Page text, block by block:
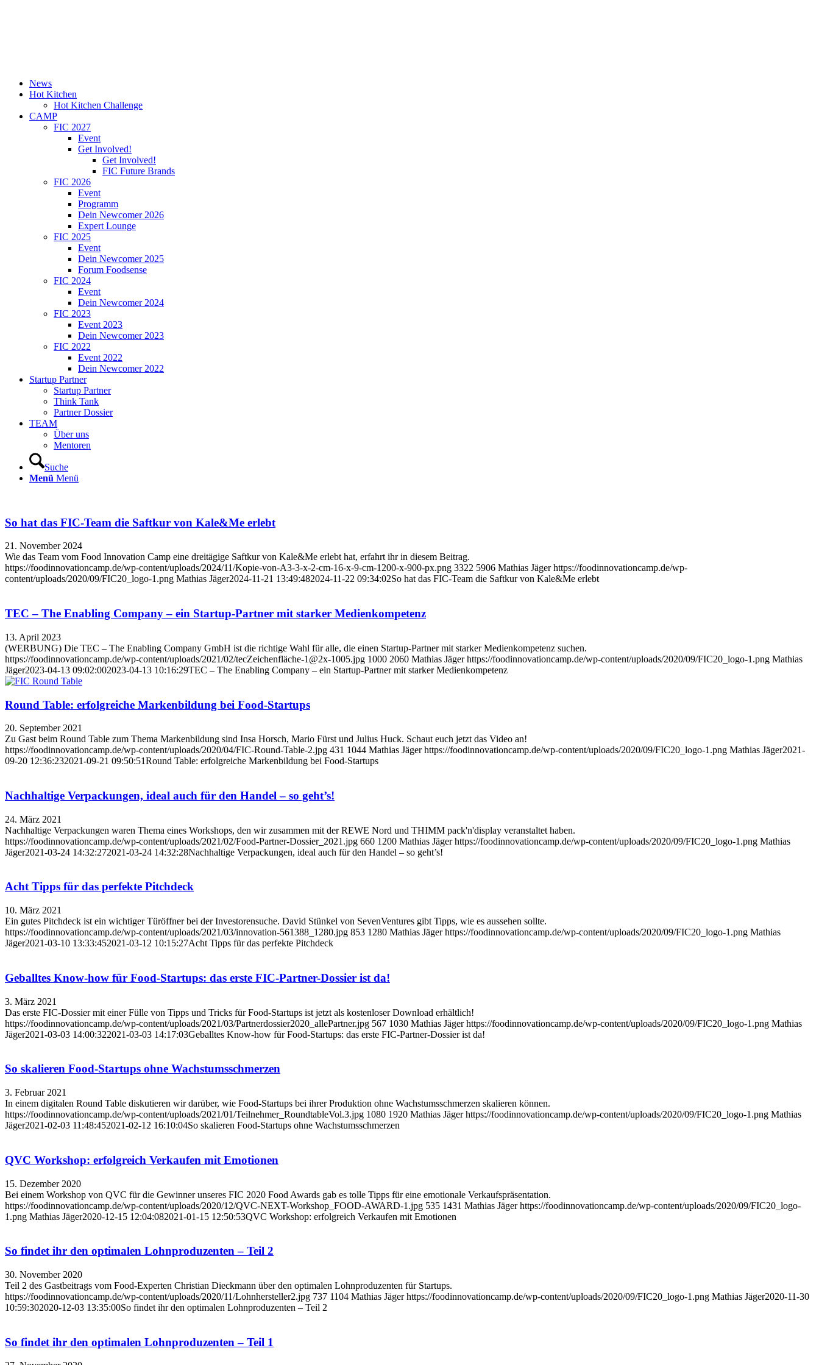
News
Hot Kitchen
Hot Kitchen Challenge
CAMP
FIC 2027
Event
Get Involved!
Get Involved!
FIC Future Brands
FIC 2026
Event
Programm
Dein Newcomer 2026
Expert Lounge
FIC 2025
Event
Dein Newcomer 2025
Forum Foodsense
FIC 2024
Event
Dein Newcomer 2024
FIC 2023
Event 2023
Dein Newcomer 2023
FIC 2022
Event 2022
Dein Newcomer 2022
Startup Partner
Startup Partner
Think Tank
Partner Dossier
TEAM
Über uns
Mentoren
Suche
Menü Menü
So hat das FIC-Team die Saftkur von Kale&Me erlebt
21. November 2024
Wie das Team vom Food Innovation Camp eine dreitägige Saftkur von Kale&Me erlebt hat, erfahrt ihr in diesem Beitrag.
https://foodinnovationcamp.de/wp-content/uploads/2024/11/Kopie-von-A3-3-x-2-cm-16-x-9-cm-1200-x-900-px.png 3322 5906 Mathias Jäger https://foodinnovationcamp.de/wp-
content/uploads/2020/09/FIC20_logo-1.png Mathias Jäger2024-11-21 13:49:482024-11-22 09:34:02So hat das FIC-Team die Saftkur von Kale&Me erlebt
TEC – The Enabling Company – ein Startup-Partner mit starker Medienkompetenz
13. April 2023
(WERBUNG) Die TEC – The Enabling Company GmbH ist die richtige Wahl für alle, die einen Startup-Partner mit starker Medienkompetenz suchen.
https://foodinnovationcamp.de/wp-content/uploads/2021/02/tecZeichenfläche-1@2x-1005.jpg 1000 2060 Mathias Jäger https://foodinnovationcamp.de/wp-content/uploads/2020/09/FIC20_logo-1.png Mathias
Jäger2023-04-13 09:02:002023-04-13 10:16:29TEC – The Enabling Company – ein Startup-Partner mit starker Medienkompetenz
Round Table: erfolgreiche Markenbildung bei Food-Startups
20. September 2021
Zu Gast beim Round Table zum Thema Markenbildung sind Insa Horsch, Mario Fürst und Julius Huck. Schaut euch jetzt das Video an!
https://foodinnovationcamp.de/wp-content/uploads/2020/04/FIC-Round-Table-2.jpg 431 1044 Mathias Jäger https://foodinnovationcamp.de/wp-content/uploads/2020/09/FIC20_logo-1.png Mathias Jäger2021-
09-20 12:36:232021-09-21 09:50:51Round Table: erfolgreiche Markenbildung bei Food-Startups
Nachhaltige Verpackungen, ideal auch für den Handel – so geht’s!
24. März 2021
Nachhaltige Verpackungen waren Thema eines Workshops, den wir zusammen mit der REWE Nord und THIMM pack'n'display veranstaltet haben.
https://foodinnovationcamp.de/wp-content/uploads/2021/02/Food-Partner-Dossier_2021.jpg 660 1200 Mathias Jäger https://foodinnovationcamp.de/wp-content/uploads/2020/09/FIC20_logo-1.png Mathias
Jäger2021-03-24 14:32:272021-03-24 14:32:28Nachhaltige Verpackungen, ideal auch für den Handel – so geht’s!
Acht Tipps für das perfekte Pitchdeck
10. März 2021
Ein gutes Pitchdeck ist ein wichtiger Türöffner bei der Investorensuche. David Stünkel von SevenVentures gibt Tipps, wie es aussehen sollte.
https://foodinnovationcamp.de/wp-content/uploads/2021/03/innovation-561388_1280.jpg 853 1280 Mathias Jäger https://foodinnovationcamp.de/wp-content/uploads/2020/09/FIC20_logo-1.png Mathias
Jäger2021-03-10 13:33:452021-03-12 10:15:27Acht Tipps für das perfekte Pitchdeck
Geballtes Know-how für Food-Startups: das erste FIC-Partner-Dossier ist da!
3. März 2021
Das erste FIC-Dossier mit einer Fülle von Tipps und Tricks für Food-Startups ist jetzt als kostenloser Download erhältlich!
https://foodinnovationcamp.de/wp-content/uploads/2021/03/Partnerdossier2020_allePartner.jpg 567 1030 Mathias Jäger https://foodinnovationcamp.de/wp-content/uploads/2020/09/FIC20_logo-1.png Mathias
Jäger2021-03-03 14:00:322021-03-03 14:17:03Geballtes Know-how für Food-Startups: das erste FIC-Partner-Dossier ist da!
So skalieren Food-Startups ohne Wachstumsschmerzen
3. Februar 2021
In einem digitalen Round Table diskutieren wir darüber, wie Food-Startups bei ihrer Produktion ohne Wachstumsschmerzen skalieren können.
https://foodinnovationcamp.de/wp-content/uploads/2021/01/Teilnehmer_RoundtableVol.3.jpg 1080 1920 Mathias Jäger https://foodinnovationcamp.de/wp-content/uploads/2020/09/FIC20_logo-1.png Mathias
Jäger2021-02-03 11:48:452021-02-12 16:10:04So skalieren Food-Startups ohne Wachstumsschmerzen
QVC Workshop: erfolgreich Verkaufen mit Emotionen
15. Dezember 2020
Bei einem Workshop von QVC für die Gewinner unseres FIC 2020 Food Awards gab es tolle Tipps für eine emotionale Verkaufspräsentation.
https://foodinnovationcamp.de/wp-content/uploads/2020/12/QVC-NEXT-Workshop_FOOD-AWARD-1.jpg 535 1431 Mathias Jäger https://foodinnovationcamp.de/wp-content/uploads/2020/09/FIC20_logo-
1.png Mathias Jäger2020-12-15 12:04:082021-01-15 12:50:53QVC Workshop: erfolgreich Verkaufen mit Emotionen
So findet ihr den optimalen Lohnproduzenten – Teil 2
30. November 2020
Teil 2 des Gastbeitrags vom Food-Experten Christian Dieckmann über den optimalen Lohnproduzenten für Startups.
https://foodinnovationcamp.de/wp-content/uploads/2020/11/Lohnhersteller2.jpg 737 1104 Mathias Jäger https://foodinnovationcamp.de/wp-content/uploads/2020/09/FIC20_logo-1.png Mathias Jäger2020-11-30
10:59:302020-12-03 13:35:00So findet ihr den optimalen Lohnproduzenten – Teil 2
So findet ihr den optimalen Lohnproduzenten – Teil 1